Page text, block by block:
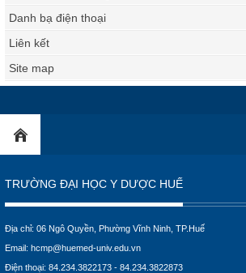
Danh bạ điện thoại
Liên kết
Site map
TRƯỜNG ĐẠI HỌC Y DƯỢC HUẾ
Địa chỉ: 06 Ngô Quyền, Phường Vĩnh Ninh, TP.Huế
Email: hcmp@huemed-univ.edu.vn
Điện thoại: 84.234.3822173 - 84.234.3822873